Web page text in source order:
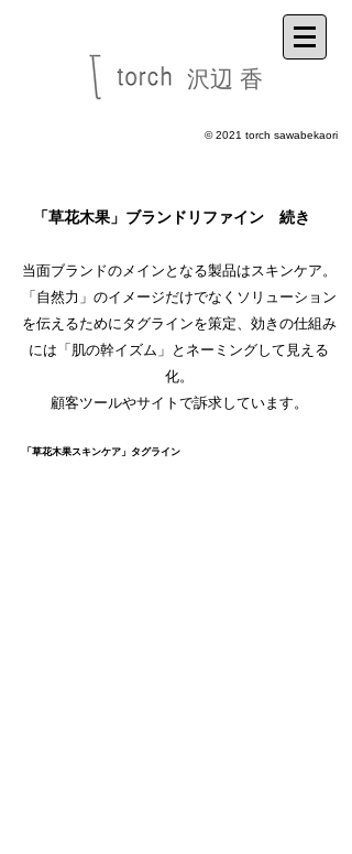
沢辺 香
​© 2021 torch sawabekaori
「草花木果」ブランドリファイン 続き
当面ブランドのメインとなる製品はスキンケア。
「自然力」のイメージだけでなくソリューション
を伝えるためにタグラインを策定、 効きの仕組み
には「肌の幹イズム」とネーミングして 見える
化。
顧客ツールやサイトで訴求しています。
「草花木果スキンケア」タグライン